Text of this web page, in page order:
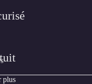
plus